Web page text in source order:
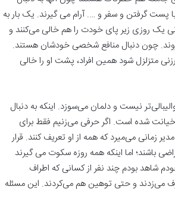
گرفتن و سفر و …. آرام می گیرند. یک بار به
یک روزی زیر پای خودت را هم خالی می‌کنند و
چون دنبال منافع شخصی خودشان هستند.
متزلزل شود همین افراد، پشت او را خالی
نیست و دلمان می‌سوزد. اینکه به دنبال
شده است. اگر حرفی می‌زنیم فقط برای
زمانی می‌میرد که همه از او تعریف کنند. قرار
باشند؛ اما اینکه همه روزه سکوت می گیرند
شاهد بودم چند نفر از کسانی که اطراف
می‌زدند و حتی توهین هم می‌کردند. این مسئله